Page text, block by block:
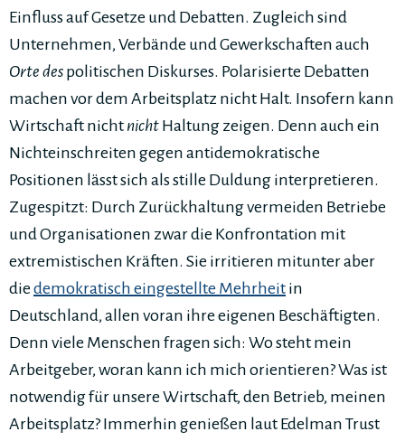
Einfluss auf Gesetze und Debatten. Zugleich sind
Unternehmen, Verbände und Gewerkschaften auch
Orte des politischen Diskurses. Polarisierte Debatten
machen vor dem Arbeitsplatz nicht Halt. Insofern kann
Wirtschaft nicht nicht Haltung zeigen. Denn auch ein
Nichteinschreiten gegen antidemokratische
Positionen lässt sich als stille Duldung interpretieren.
Zugespitzt: Durch Zurückhaltung vermeiden Betriebe
und Organisationen zwar die Konfrontation mit
extremistischen Kräften. Sie irritieren mitunter aber
diedemokratisch eingestellte Mehrheit in
Deutschland, allen voran ihre eigenen Beschäftigten.
Denn viele Menschen fragen sich: Wo steht mein
Arbeitgeber, woran kann ich mich orientieren? Was ist
notwendig für unsere Wirtschaft, den Betrieb, meinen
Arbeitsplatz? Immerhin genießen laut Edelman Trust